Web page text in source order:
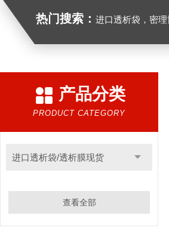
热门搜索： 进口透析袋，密理博ECL发光液，B27无
产品分类
PRODUCT CATEGORY
进口透析袋/透析膜现货
查看全部